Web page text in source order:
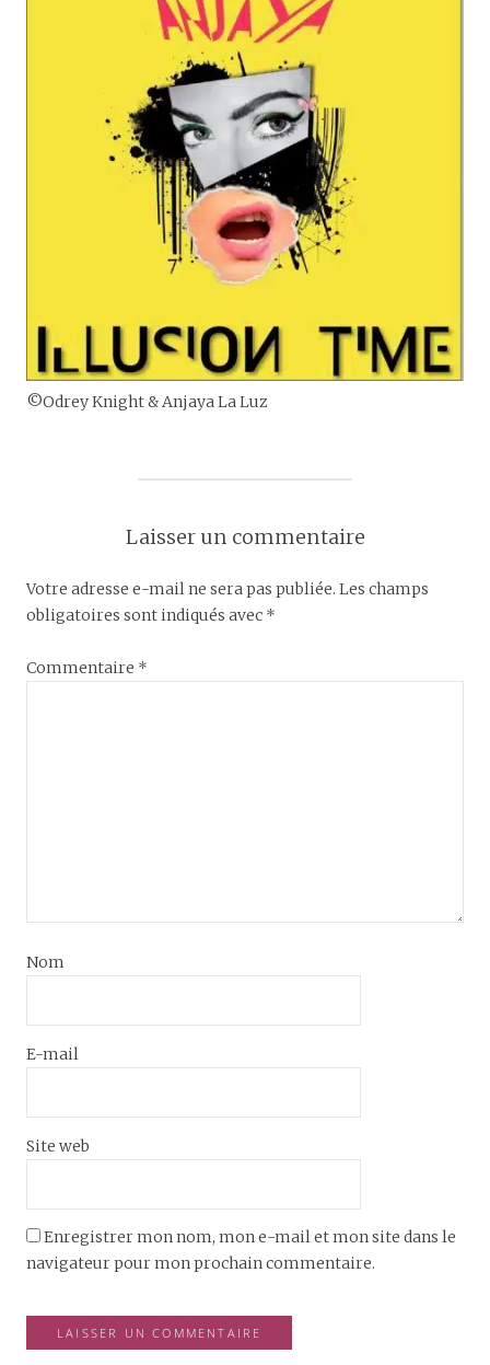
©Odrey Knight & Anjaya La Luz
Laisser un commentaire
Votre adresse e-mail ne sera pas publiée. Les champs
obligatoires sont indiqués avec *
Commentaire *
Nom
E-mail
Site web
Enregistrer mon nom, mon e-mail et mon site dans le
navigateur pour mon prochain commentaire.